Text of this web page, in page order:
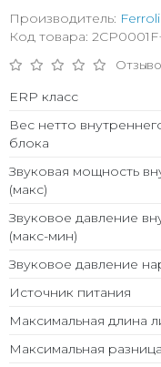
Производитель: Ferroli
Код товара:
ERP класс
Вес нетто
блока
Звуковая мощность
(макс)
Звуковое давление
(макс-мин)
Звуковое давление
Источник питания
Максимальная длина
Максимальная